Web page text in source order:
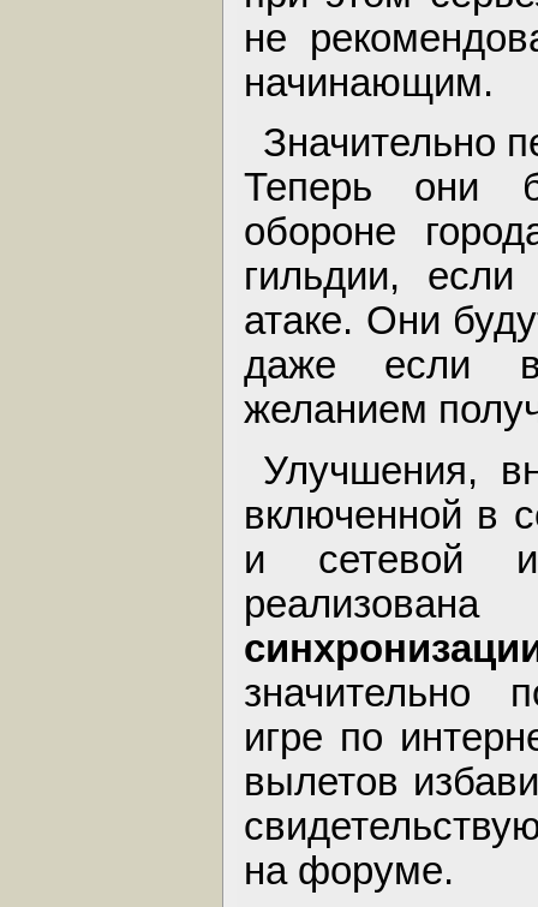
не
начинающим.
Значительно
Теперь они
обороне
гильдии, если
атаке. Они
даже если
желанием
Улучшения,
включенной в
и сетевой
значительно
игре по
вылетов
на форуме.